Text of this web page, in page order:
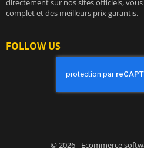
directement sur nos sites officiels,
complet et des meilleurs prix garantis.
FOLLOW US
© 2026 - Ecommerce